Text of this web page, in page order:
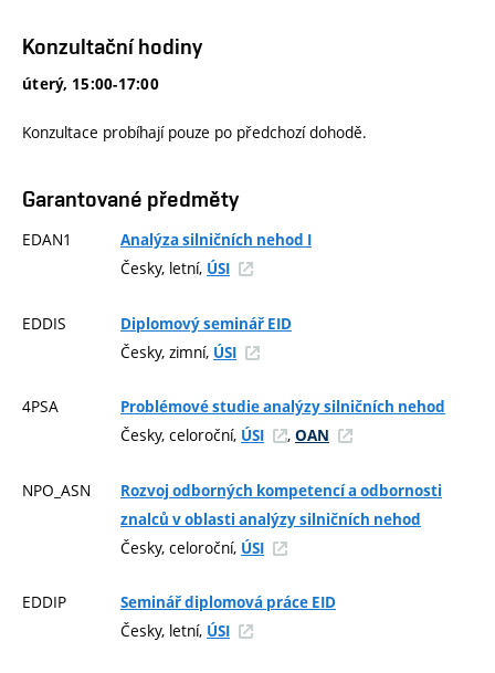
Konzultační hodiny
úterý, 15:00-17:00
Konzultace probíhají pouze po předchozí dohodě.
Garantované předměty
EDAN1 Analýza silničních nehod I
Česky, letní, ÚSI
EDDIS Diplomový seminář EID
Česky, zimní, ÚSI
4PSA Problémové studie analýzy silničních nehod
Česky, celoroční, ÚSI , OAN
NPO_ASN
Rozvoj odborných kompetencí a odbornosti
znalců v oblasti analýzy silničních nehod
Česky, celoroční, ÚSI
EDDIP Seminář diplomová práce EID
Česky, letní, ÚSI